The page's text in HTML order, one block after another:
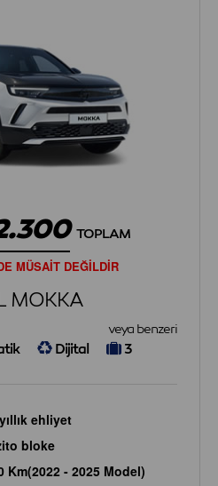
TOPLAM
MÜSAİT DEĞİLDİR
MOKKA
veya benzeri
Dijital 3
ehliyet
bloke
Km(2022 - 2025 Model)